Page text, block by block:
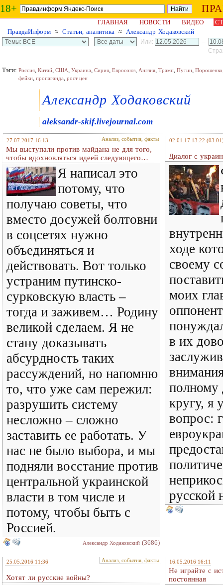
18+
ГЛАВНАЯ НОВОСТИ ВИДЕО
ПравдаИнформ ≈ Статьи, аналитика ≈ Александр Ходаковский
Или:
–
Тэги: Россия, Китай, США, Украина, Сирия, Евросоюз, Англия, Трамп, Путин, Порошенко
фейки, пропаганда, рост цен
Александр Ходаковский
aleksandr-skif.livejournal.com
27.07.2017 16:13 Анализ, события, факты
Мы выступали против майдана не для того,
чтобы вдохновляться идеей следующего…
Я написал это
потому, что
получаю советы, что
вместо досужей болтовни
в соцсетях нужно
объединяться и
действовать. Вот только
устраним путинско-
сурковскую власть –
тогда и заживем… Родину
великой сделаем. Я не
стану доказывать
абсурдность таких
рассуждений, но напомню
то, что уже сам пережил:
разрушить систему
несложно – сложно
заставить ее работать. У
нас не было выбора, и мы
подняли восстание против
центральной украинской
власти в том числе и
потому, чтобы быть с
Россией.
Александр Ходаковский (3686)
02.01.17 13:22
Диалог с
ходе
своему
моих
в их
полному
кругу, я
вопрос:
русской
25.05.2016 11:36 Анализ, события, факты
Хотят ли русские войны?
16.05.2016 16:11
Не играйте с
постоянная